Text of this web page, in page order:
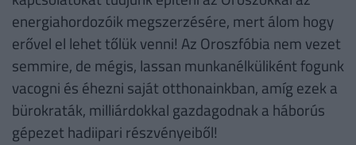
energiahordozóik megszerzésére, mert álom hogy
erővel el lehet tőlük venni! Az Oroszfóbia nem vezet
semmire, de mégis, lassan munkanélküliként fogunk
vacogni és éhezni saját otthonainkban, amíg ezek a
bürokraták, milliárdokkal gazdagodnak a háborús
gépezet hadiipari részvényeiből!